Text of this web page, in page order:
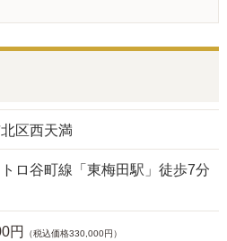
区西天満
ロ谷町線「東梅田駅」徒歩7分
円 （税込価格330,000円）